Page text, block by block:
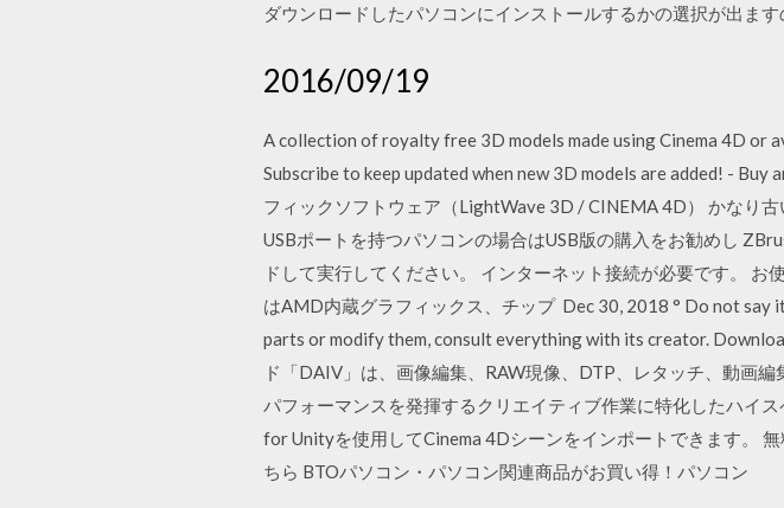
ダウンロードしたパソコンにインストールするかの選択が出ま
2016/09/19
A collection of royalty free 3D models made using Cinema 4D or
Subscribe to keep updated when new 3D models are added! -
フィックソフトウェア（LightWave 3D / CINEMA 4D） かなり
USBポートを持つパソコンの場合はUSB版の購入をお勧めし
ドして実行してください。 インターネット接続が必要です。
はAMD内蔵グラフィックス、チップ Dec 30, 2018 ° Do not say
parts or modify them, consult everything with its creator.
ド「DAIV」は、画像編集、RAW現像、DTP、レタッチ、動画
パフォーマンスを発揮するクリエイティブ作業に特化したハイ
for Unityを使用してCinema 4Dシーンをインポートできます。
ちら BTOパソコン・パソコン関連商品がお買い得！パソコン